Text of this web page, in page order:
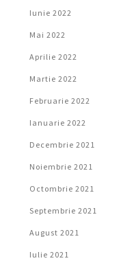
Iunie 2022
Mai 2022
Aprilie 2022
Martie 2022
Februarie 2022
Ianuarie 2022
Decembrie 2021
Noiembrie 2021
Octombrie 2021
Septembrie 2021
August 2021
Iulie 2021